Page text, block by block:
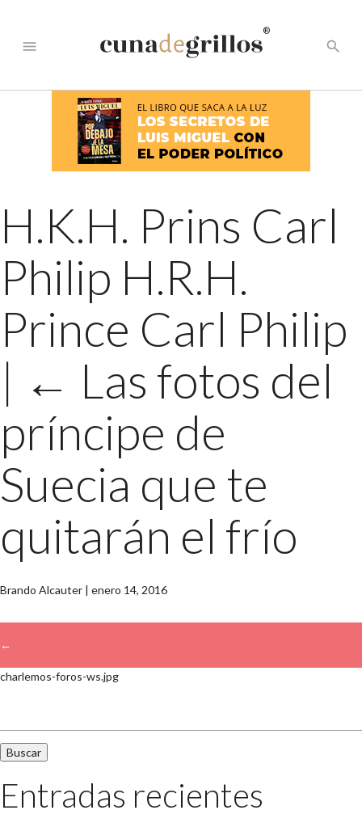
menu
®
search
H.K.H. Prins Carl
Philip H.R.H.
Prince Carl Philip
| ← Las fotos del
príncipe de
Suecia que te
quitarán el frío
Brando Alcauter | enero 14, 2016
←
charlemos-foros-ws.jpg
Entradas recientes